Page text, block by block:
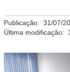
Publicação: 31/07/
Última modificação: